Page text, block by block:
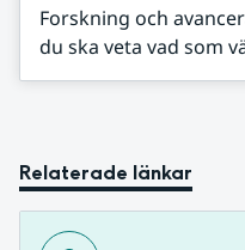
Forskning och
du ska veta vad som
Relaterade länkar